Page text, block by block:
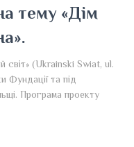
тему «Дім
світ» (Ukrainski Swiat, ul.
Фундації та під
Програма проекту